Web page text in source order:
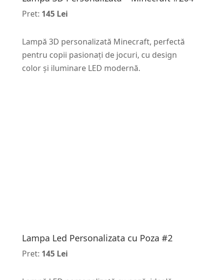
Pret: 145 Lei
Lampă 3D personalizată Minecraft, perfectă
pentru copii pasionați de jocuri, cu design
color și iluminare LED modernă.
Lampa Led Personalizata cu Poza #2
Pret: 145 Lei